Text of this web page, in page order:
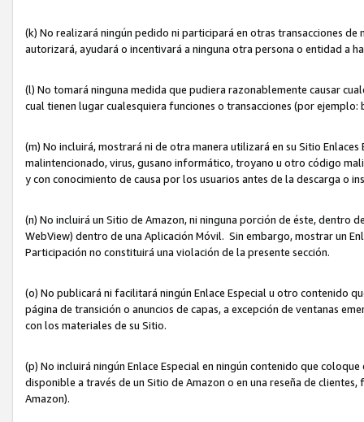
(k) No realizará ningún pedido ni participará en otras transacciones
autorizará, ayudará o incentivará a ninguna otra persona o entidad a
(l) No tomará ninguna medida que pudiera razonablemente causar
cual tienen lugar cualesquiera funciones o transacciones (por
(m) No incluirá, mostrará ni de otra manera utilizará en su Sitio
malintencionado, virus, gusano informático, troyano u otro código
y con conocimiento de causa por los usuarios antes de la descarga
(n) No incluirá un Sitio de Amazon, ni ninguna porción de éste,
WebView) dentro de una Aplicación Móvil. Sin embargo, mostrar un
Participación no constituirá una violación de la presente sección.
(o) No publicará ni facilitará ningún Enlace Especial u otro contenido
página de transición o anuncios de capas, a excepción de ventanas
con los materiales de su Sitio.
(p) No incluirá ningún Enlace Especial en ningún contenido que
disponible a través de un Sitio de Amazon o en una reseña de
Amazon).